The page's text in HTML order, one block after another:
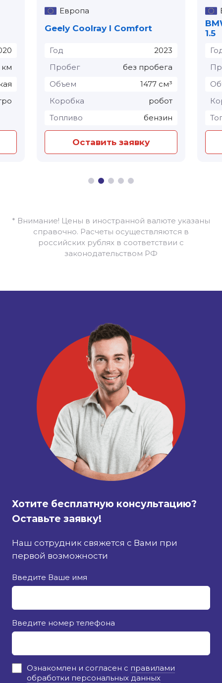
км
Европа
Geely Coolray I Comfort
Год
2023
Пробег
без пробега
Объем
1477 см³
Коробка
робот
Топливо
бензин
Оставить заявку
1.5
* Внимание! Цены в иностранной валюте указаны
справочно. Расчеты осуществляются в
российских рублях в соответствии с
законодательством РФ
Хотите бесплатную консультацию?
Оставьте заявку!
Наш сотрудник свяжется с Вами при
первой возможности
Введите Ваше имя
Введите номер телефона
Ознакомлен и согласен с правилами
обработки персональных данных